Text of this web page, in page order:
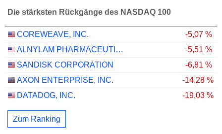
Die stärksten Rückgänge des NASDAQ 100
COREWEAVE, INC.
-5,07 %
ALNYLAM PHARMACEUTICALS, INC.
-5,51 %
SANDISK CORPORATION
-6,81 %
AXON ENTERPRISE, INC.
-14,28 %
DATADOG, INC.
-19,03 %
Zum Ranking